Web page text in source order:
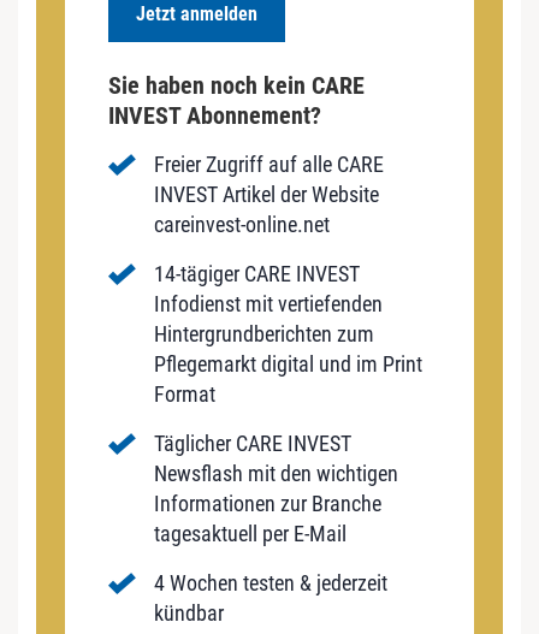
Jetzt anmelden
Sie haben noch kein CARE
INVEST Abonnement?
Freier Zugriff auf alle CARE
INVEST Artikel der Website
careinvest-online.net
14-tägiger CARE INVEST
Infodienst mit vertiefenden
Hintergrundberichten zum
Pflegemarkt digital und im Print
Format
Täglicher CARE INVEST
Newsflash mit den wichtigen
Informationen zur Branche
tagesaktuell per E-Mail
4 Wochen testen & jederzeit
kündbar